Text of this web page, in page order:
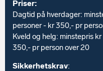
Priser:
Dagtid på hverdager:
personer - kr 350,- pr
Kveld og helg: minstepris
350,- pr person over 20
Sikkerhetskrav: